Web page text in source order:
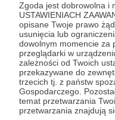
Zgoda jest dobrowolna i
USTAWIENIACH
opisane Twoje prawo
usunięcia lub
dowolnym momencie za
przeglądarki w
zależności od Twoich
przekazywane do
trzecich tj. z państw
Gospodarczego.
temat przetwarzania
przetwarzania znajdują
Zobacz również